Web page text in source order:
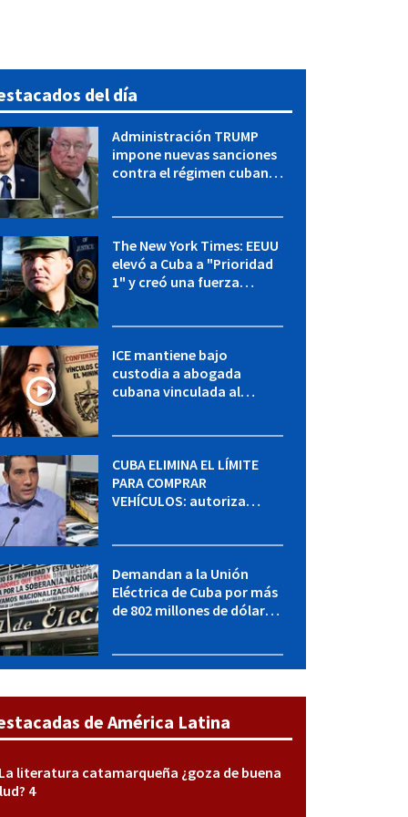
del día
Administración TRUMP
impone nuevas sanciones
contra el régimen cubano:
The New York Times: EEUU
elevó a Cuba a "Prioridad
1" y creó una fuerza
ICE mantiene bajo
custodia a abogada
cubana vinculada al
CUBA ELIMINA EL LÍMITE
PARA COMPRAR
VEHÍCULOS: autoriza
Demandan a la Unión
Eléctrica de Cuba por más
de 802 millones de dólares
de América Latina
literatura catamarqueña ¿goza de buena
4